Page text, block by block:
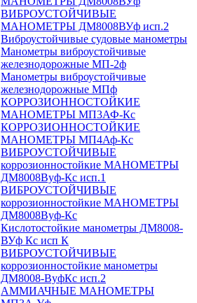
ВИБРОУСТОЙЧИВЫЕ
МАНОМЕТРЫ ДМ8008ВУф исп.2
Виброустойчивые судовые манометры
Манометры виброустойчивые
железнодорожные МП-2ф
Манометры виброустойчивые
железнодорожные МПф
КОРРОЗИОННОСТОЙКИЕ
МАНОМЕТРЫ МП3АФ-Кс
КОРРОЗИОННОСТОЙКИЕ
МАНОМЕТРЫ МП4Аф-Кс
ВИБРОУСТОЙЧИВЫЕ
коррозионностойкие МАНОМЕТРЫ
ДМ8008Вуф-Кс исп.1
ВИБРОУСТОЙЧИВЫЕ
коррозионностойкие МАНОМЕТРЫ
ДМ8008Вуф-Кс
Кислотостойкие манометры ДМ8008-
ВУф Кс исп К
ВИБРОУСТОЙЧИВЫЕ
коррозионностойкие манометры
ДМ8008-ВуфКс исп.2
АММИАЧНЫЕ МАНОМЕТРЫ